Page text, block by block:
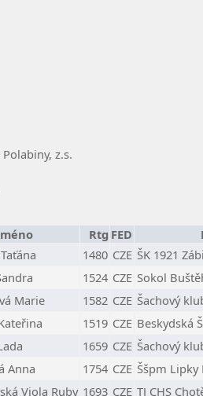
Polabiny, z.s.
Rtg FED
1480 CZE ŠK 1921
1524 CZE Sokol
Marie 1582 CZE Šachový
1519 CZE Beskydská
1659 CZE Šachový
Anna 1754 CZE Ššpm Lipky
Viola Ruby 1693 CZE TJ CHS